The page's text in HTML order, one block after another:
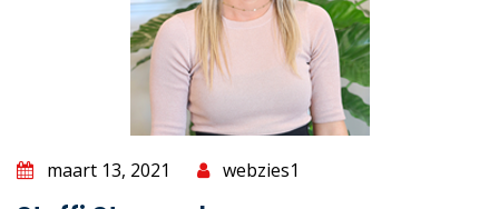
maart 13, 2021 webzies1